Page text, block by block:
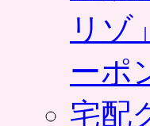
リゾ
ーポ
宅配